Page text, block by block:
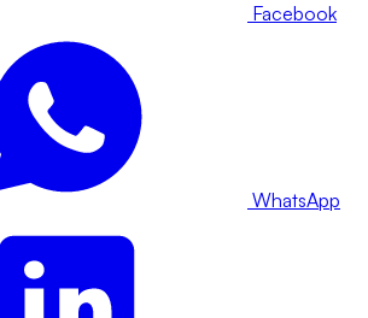
Facebook
WhatsApp